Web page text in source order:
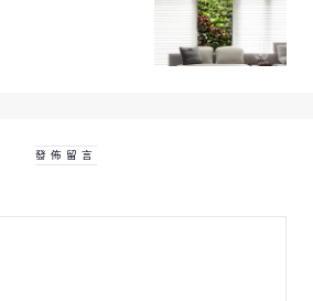
發佈留言